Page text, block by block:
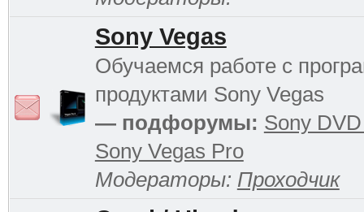
Sony Vegas
Обучаемся работе с
продуктами Sony Vegas
— подфорумы: Sony
Sony Vegas Pro
Модераторы: Проходчик